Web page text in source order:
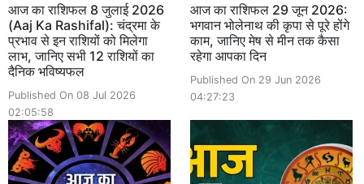
आज का राशिफल 8 जुलाई 2026
(Aaj Ka Rashifal): चंद्रमा के
प्रभाव से इन राशियों को मिलेगा
लाभ, जानिए सभी 12 राशियों का
दैनिक भविष्यफल
Published On 08 Jul 2026
02:05:58
आज का राशिफल 29 जून 2026:
भगवान भोलेनाथ की कृपा से पूरे होंगे
काम, जानिए मेष से मीन तक कैसा
रहेगा आपका दिन
Published On 29 Jun 2026
04:27:23